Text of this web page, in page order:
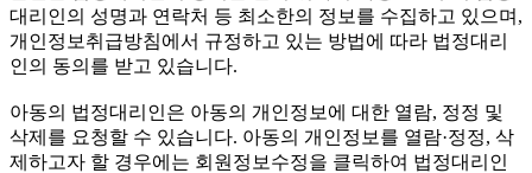
대리인의 성명과 연락처 등 최소한의 정보를 수집하고 있으며,
개인정보취급방침에서 규정하고 있는 방법에 따라 법정대리
인의 동의를 받고 있습니다.
아동의 법정대리인은 아동의 개인정보에 대한 열람, 정정 및
삭제를 요청할 수 있습니다. 아동의 개인정보를 열람·정정, 삭
제하고자 할 경우에는 회원정보수정을 클릭하여 법정대리인